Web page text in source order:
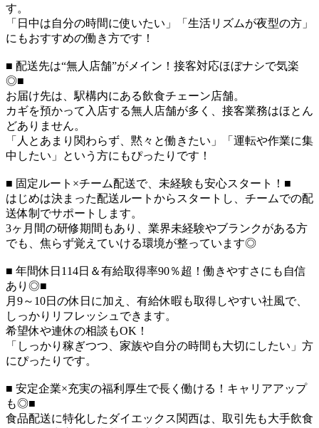
す。
「日中は自分の時間に使いたい」「生活リズムが夜型の方」
にもおすすめの働き方です！
■ 配送先は“無人店舗”がメイン！接客対応ほぼナシで気楽
◎■
お届け先は、駅構内にある飲食チェーン店舗。
カギを預かって入店する無人店舗が多く、接客業務はほとん
どありません。
「人とあまり関わらず、黙々と働きたい」「運転や作業に集
中したい」という方にもぴったりです！
■ 固定ルート×チーム配送で、未経験も安心スタート！■
はじめは決まった配送ルートからスタートし、チームでの配
送体制でサポートします。
3ヶ月間の研修期間もあり、業界未経験やブランクがある方
でも、焦らず覚えていける環境が整っています◎
■ 年間休日114日＆有給取得率90％超！働きやすさにも自信
あり◎■
月9～10日の休日に加え、有給休暇も取得しやすい社風で、
しっかりリフレッシュできます。
希望休や連休の相談もOK！
「しっかり稼ぎつつ、家族や自分の時間も大切にしたい」方
にぴったりです。
■ 安定企業×充実の福利厚生で長く働ける！キャリアアップ
も◎■
食品配送に特化したダイエックス関西は、取引先も大手飲食